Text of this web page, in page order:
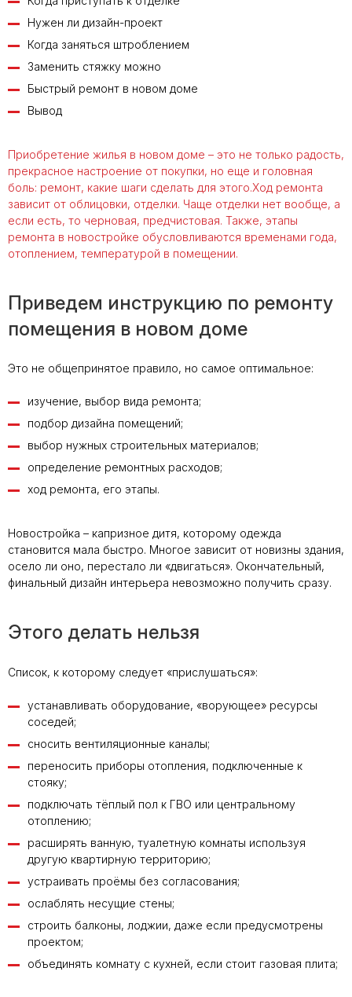
Нужен ли дизайн-проект
Когда заняться штроблением
Заменить стяжку можно
Быстрый ремонт в новом доме
Вывод
Приобретение жилья в новом доме – это не только радость,
прекрасное настроение от покупки, но еще и головная
боль: ремонт, какие шаги сделать для этого.Ход ремонта
зависит от облицовки, отделки. Чаще отделки нет вообще, а
если есть, то черновая, предчистовая. Также, этапы
ремонта в новостройке обусловливаются временами года,
отоплением, температурой в помещении.
Приведем инструкцию по ремонту
помещения в новом доме
Это не общепринятое правило, но самое оптимальное:
изучение, выбор вида ремонта;
подбор дизайна помещений;
выбор нужных строительных материалов;
определение ремонтных расходов;
ход ремонта, его этапы.
Новостройка – капризное дитя, которому одежда
становится мала быстро. Многое зависит от новизны здания,
осело ли оно, перестало ли «двигаться». Окончательный,
финальный дизайн интерьера невозможно получить сразу.
Этого делать нельзя
Список, к которому следует «прислушаться»:
устанавливать оборудование, «ворующее» ресурсы
соседей;
сносить вентиляционные каналы;
переносить приборы отопления, подключенные к
стояку;
подключать тёплый пол к ГВО или центральному
отоплению;
расширять ванную, туалетную комнаты используя
другую квартирную территорию;
устраивать проёмы без согласования;
ослаблять несущие стены;
строить балконы, лоджии, даже если предусмотрены
проектом;
объединять комнату с кухней, если стоит газовая плита;